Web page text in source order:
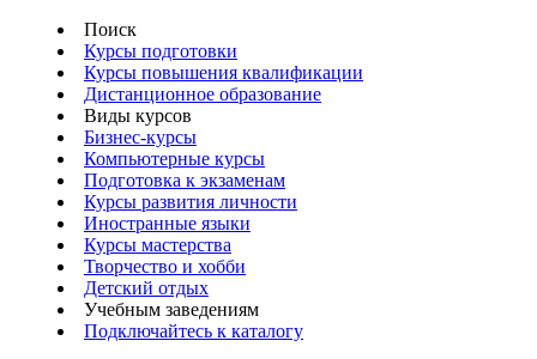
Поиск
Курсы подготовки
Курсы повышения квалификации
Дистанционное образование
Виды курсов
Бизнес-курсы
Компьютерные курсы
Подготовка к экзаменам
Курсы развития личности
Иностранные языки
Курсы мастерства
Творчество и хобби
Детский отдых
Учебным заведениям
Подключайтесь к каталогу